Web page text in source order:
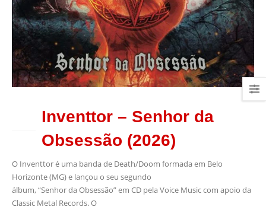
Inventtor – Senhor da
Obsessão (2026)
O Inventtor é uma banda de Death/Doom formada em Belo
Horizonte (MG) e lançou o seu segundo
álbum, “Senhor da Obsessão” em CD pela Voice Music com apoio da
Classic Metal Records. O